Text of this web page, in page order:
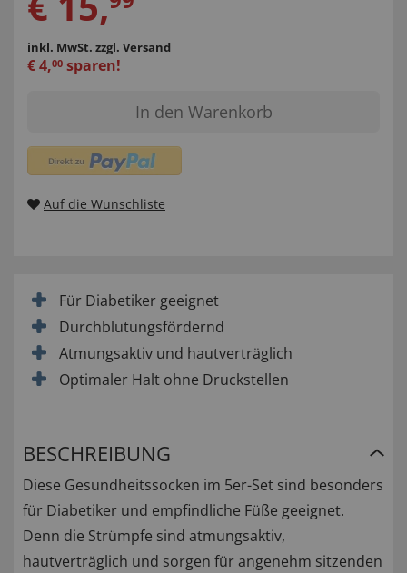
inkl. MwSt. zzgl. Versand
€4,00 sparen!
In den Warenkorb
Auf die Wunschliste
Für Diabetiker geeignet
Durchblutungsfördernd
Atmungsaktiv und hautverträglich
Optimaler Halt ohne Druckstellen
BESCHREIBUNG
Diese Gesundheitssocken im 5er-Set sind besonders
für Diabetiker und empfindliche Füße geeignet.
Denn die Strümpfe sind atmungsaktiv,
hautverträglich und sorgen für angenehm sitzenden